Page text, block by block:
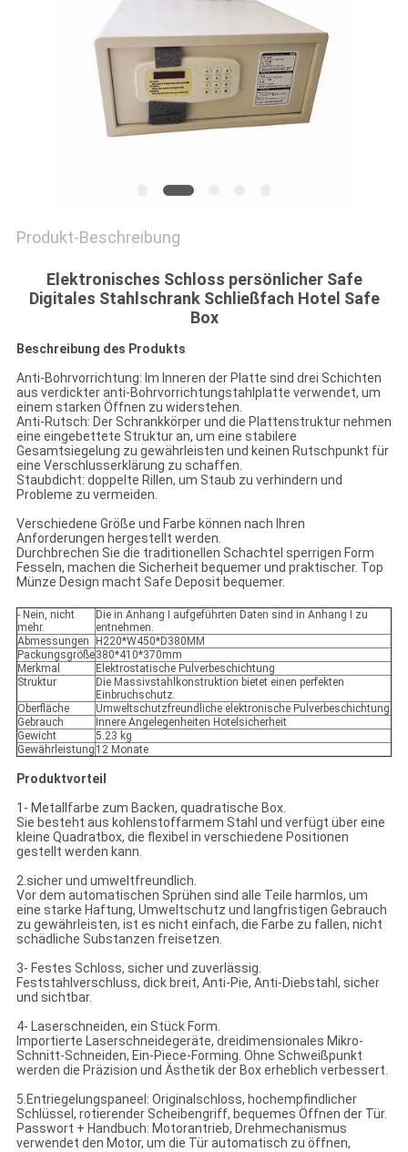
PRIVACY
Produkt-Beschreibung
Elektronisches Schloss persönlicher Safe
Digitales Stahlschrank Schließfach Hotel Safe
Box
Beschreibung des Produkts
Anti-Bohrvorrichtung: Im Inneren der Platte sind drei Schichten
aus verdickter anti-Bohrvorrichtungstahlplatte verwendet, um
einem starken Öffnen zu widerstehen.
Anti-Rutsch: Der Schrankkörper und die Plattenstruktur nehmen
eine eingebettete Struktur an, um eine stabilere
Gesamtsiegelung zu gewährleisten und keinen Rutschpunkt für
eine Verschlusserklärung zu schaffen.
Staubdicht: doppelte Rillen, um Staub zu verhindern und
Probleme zu vermeiden.
Verschiedene Größe und Farbe können nach Ihren
Anforderungen hergestellt werden.
Durchbrechen Sie die traditionellen Schachtel sperrigen Form
Fesseln, machen die Sicherheit bequemer und praktischer. Top
Münze Design macht Safe Deposit bequemer.
- Nein, nicht
mehr.
Die in Anhang I aufgeführten Daten sind in Anhang I zu
entnehmen.
Abmessungen
H220*W450*D380MM
Packungsgröße380*410*370mm
Merkmal
Elektrostatische Pulverbeschichtung
Struktur
Die Massivstahlkonstruktion bietet einen perfekten
Einbruchschutz.
Oberfläche
Umweltschutzfreundliche elektronische Pulverbeschichtung
Gebrauch
Innere Angelegenheiten Hotelsicherheit
Gewicht
5.23 kg
Gewährleistung 12 Monate
Produktvorteil
1- Metallfarbe zum Backen, quadratische Box.
Sie besteht aus kohlenstoffarmem Stahl und verfügt über eine
kleine Quadratbox, die flexibel in verschiedene Positionen
gestellt werden kann.
2.sicher und umweltfreundlich.
Vor dem automatischen Sprühen sind alle Teile harmlos, um
eine starke Haftung, Umweltschutz und langfristigen Gebrauch
zu gewährleisten, ist es nicht einfach, die Farbe zu fallen, nicht
schädliche Substanzen freisetzen.
3- Festes Schloss, sicher und zuverlässig.
Feststahlverschluss, dick breit, Anti-Pie, Anti-Diebstahl, sicher
und sichtbar.
4- Laserschneiden, ein Stück Form.
Importierte Laserschneidegeräte, dreidimensionales Mikro-
Schnitt-Schneiden, Ein-Piece-Forming. Ohne Schweißpunkt
werden die Präzision und Ästhetik der Box erheblich verbessert.
5.Entriegelungspaneel: Originalschloss, hochempfindlicher
Schlüssel, rotierender Scheibengriff, bequemes Öffnen der Tür.
Passwort + Handbuch: Motorantrieb, Drehmechanismus
verwendet den Motor, um die Tür automatisch zu öffnen,